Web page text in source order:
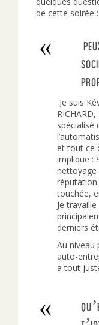
de cette soirée :
Je suis
spécialisé
et tout ce
implique :
nettoyage
touchée,
Je travaille
derniers
Au niveau
auto-
a tout